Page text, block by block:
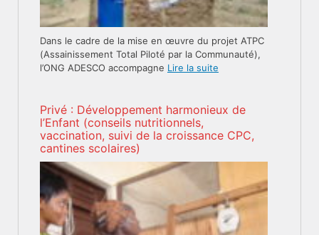
Dans le cadre de la mise en œuvre du projet ATPC
(Assainissement Total Piloté par la Communauté),
l’ONG ADESCO accompagne Lire la suite
Privé : Développement harmonieux de
l’Enfant (conseils nutritionnels,
vaccination, suivi de la croissance CPC,
cantines scolaires)